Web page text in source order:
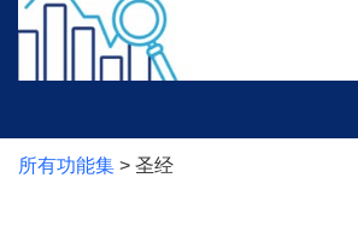
所有功能集 > 圣经